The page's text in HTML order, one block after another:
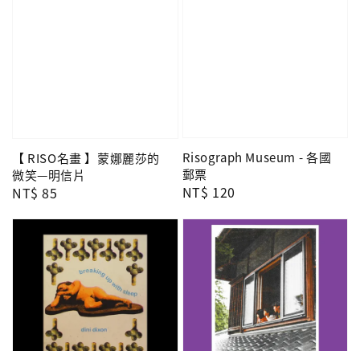
【 RISO名畫 】蒙娜麗莎的
微笑—明信片
Regular
NT$ 85
Risograph Museum - 各國
郵票
Regular
NT$ 120